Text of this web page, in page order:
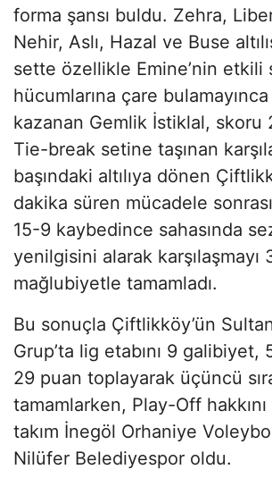
forma şansı buldu. Zehra,
Nehir, Aslı, Hazal ve Buse
sette özellikle Emine’nin etkili
hücumlarına çare
kazanan Gemlik İstiklal, skoru
Tie-break setine taşınan
başındaki altılıya dönen
dakika süren mücadele
15-9 kaybedince sahasında
yenilgisini alarak karşılaşmayı
mağlubiyetle tamamladı.
Bu sonuçla Çiftlikköy’ün
Grup’ta lig etabını 9 galibiyet,
29 puan toplayarak üçüncü
tamamlarken, Play-Off
takım İnegöl Orhaniye
Nilüfer Belediyespor oldu.